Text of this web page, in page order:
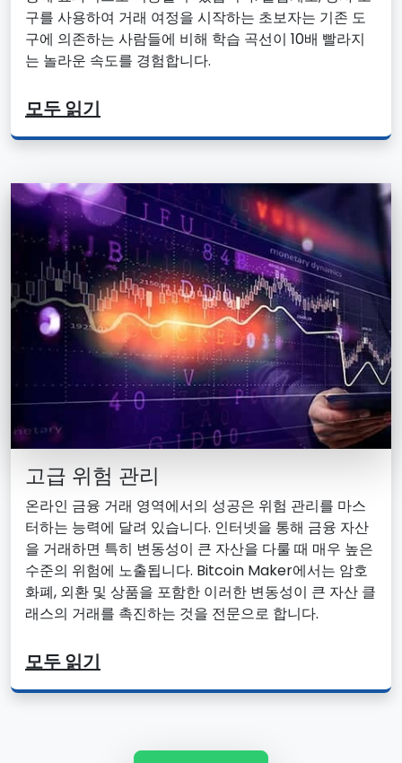
구를 사용하여 거래 여정을 시작하는 초보자는 기존 도
구에 의존하는 사람들에 비해 학습 곡선이 10배 빨라지
는 놀라운 속도를 경험합니다.
모두 읽기
고급 위험 관리
온라인 금융 거래 영역에서의 성공은 위험 관리를 마스
터하는 능력에 달려 있습니다. 인터넷을 통해 금융 자산
을 거래하면 특히 변동성이 큰 자산을 다룰 때 매우 높은
수준의 위험에 노출됩니다. Bitcoin Maker에서는 암호
화폐, 외환 및 상품을 포함한 이러한 변동성이 큰 자산 클
래스의 거래를 촉진하는 것을 전문으로 합니다.
모두 읽기